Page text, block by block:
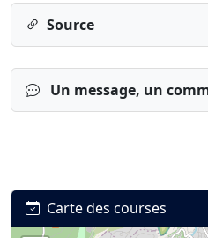
Source
Un message, un
Carte des courses